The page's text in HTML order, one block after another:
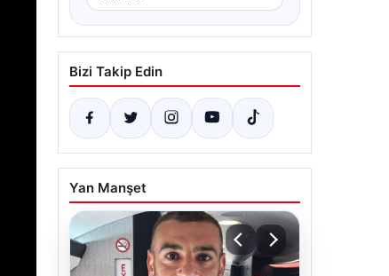
Bizi Takip Edin
Yan Manşet